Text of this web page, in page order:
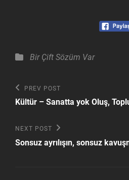
Categories
Bir Çift Sözüm Var
Yazı
gezinmesi
Previous
Post
PREV POST
Kültür – Sanatta yok Oluş,
Next
Post
NEXT POST
Sonsuz ayrılışın, sonsuz